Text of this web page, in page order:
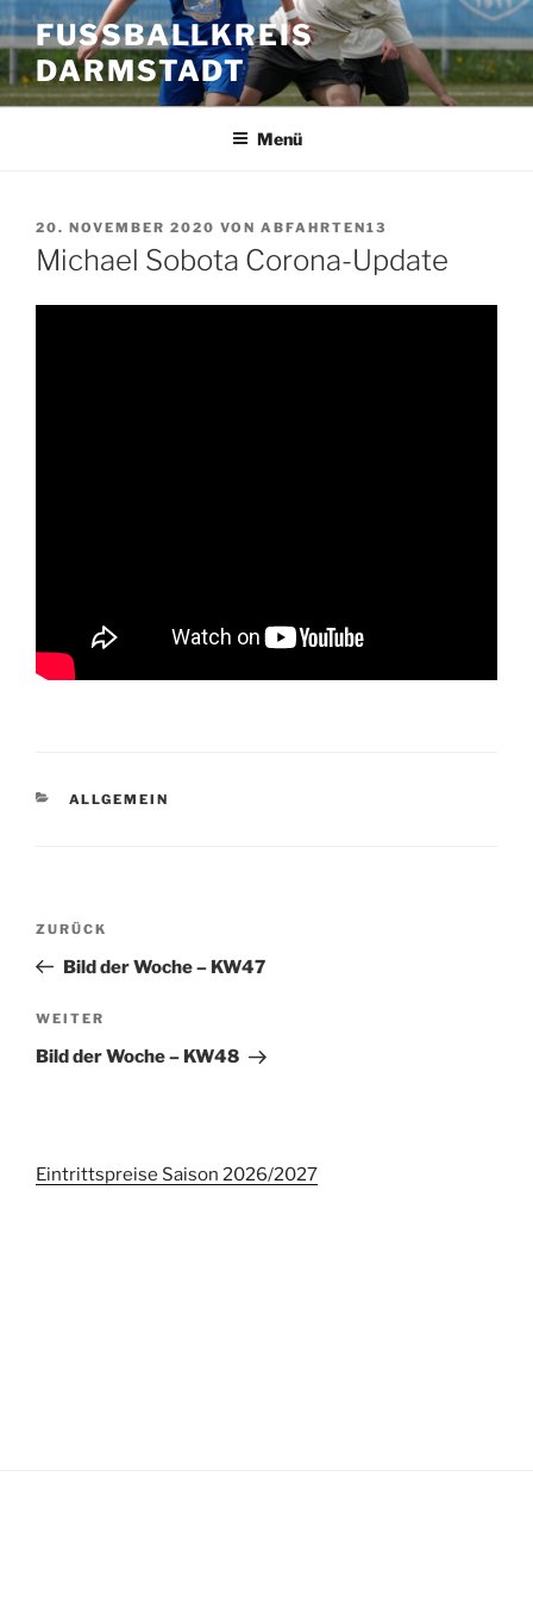
Zum
Inhalt
springen
FUSSBALLKREIS D
ARMSTADT
Menü
VERÖFFENTLICHT
AM
20. NOVEMBER 2020 VON ABFAHRTEN13
Michael Sobota Corona-Update
KATEGORIEN
ALLGEMEIN
Beitrags-
Vorheriger
Beitrag
ZURÜCK
Bild der Woche – KW47
Nächster
Beitrag
WEITER
Bild der Woche – KW48
Eintrittspreise Saison 2026/2027